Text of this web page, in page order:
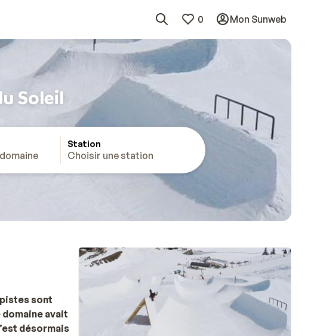
0 Mon Sunweb
Soleil
Station
Choisir une station
sont
avait
désormais